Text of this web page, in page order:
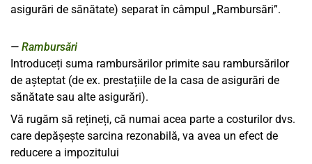
asigurări de sănătate) separat în câmpul „Rambursări”.
Rambursări
Introduceți suma rambursărilor primite sau rambursărilor
de așteptat (de ex. prestațiile de la casa de asigurări de
sănătate sau alte asigurări).
Vă rugăm să rețineți, că numai acea parte a costurilor dvs.
care depășește sarcina rezonabilă, va avea un efect de
reducere a impozitului